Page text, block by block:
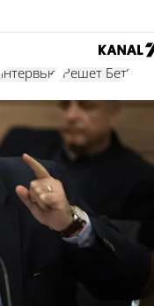
интервью "Решет Бет"